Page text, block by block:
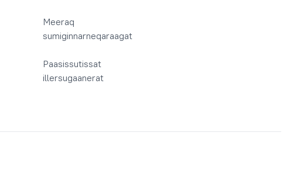
Meeraq
sumiginnarneqaraagat
Paasissutissat
illersugaanerat